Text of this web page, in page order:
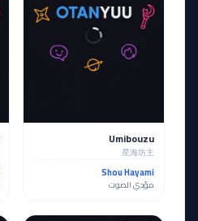
Umibouzu
星海坊主
Shou Hayami
مؤدي الصوت